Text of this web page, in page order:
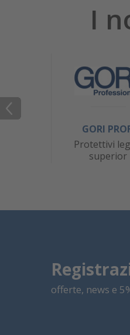
I
GORI
Protettivi
superior
offerte, news e